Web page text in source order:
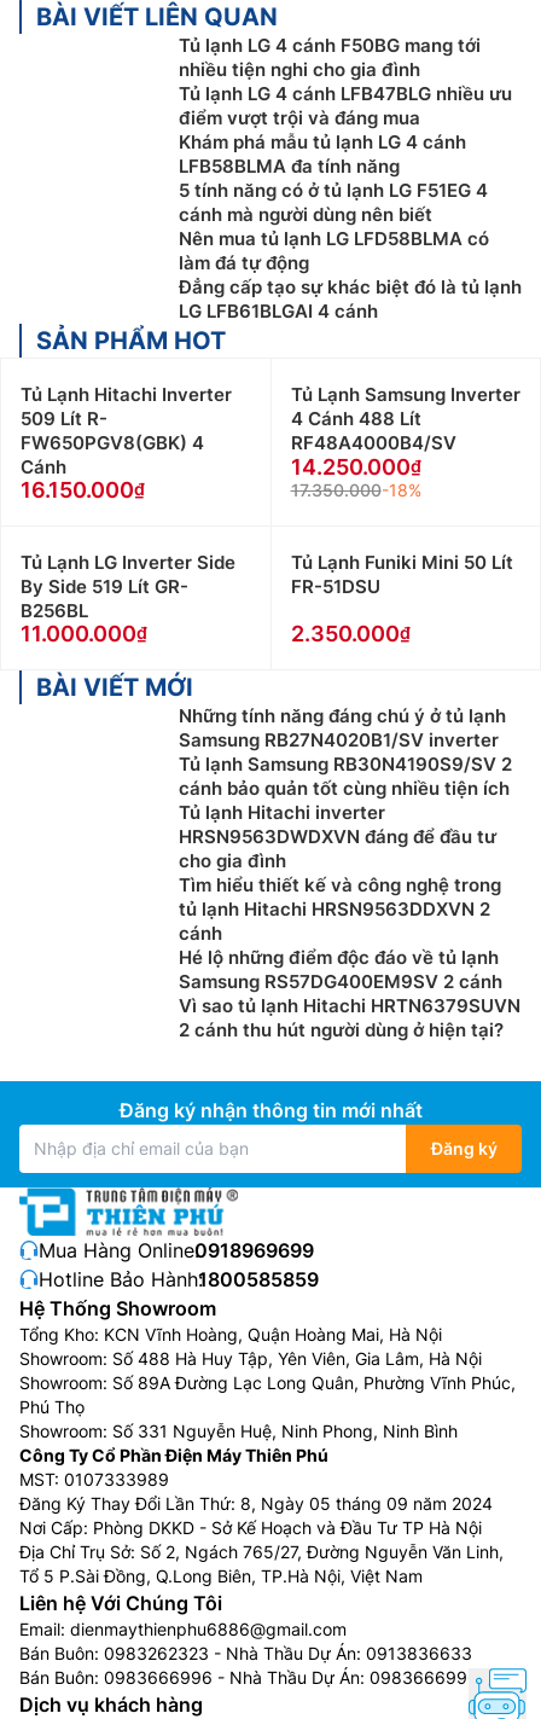
BÀI VIẾT LIÊN QUAN
Tủ lạnh LG 4 cánh F50BG mang tới
nhiều tiện nghi cho gia đình
Tủ lạnh LG 4 cánh LFB47BLG nhiều ưu
điểm vượt trội và đáng mua
Khám phá mẫu tủ lạnh LG 4 cánh
LFB58BLMA đa tính năng
5 tính năng có ở tủ lạnh LG F51EG 4
cánh mà người dùng nên biết
Nên mua tủ lạnh LG LFD58BLMA có
làm đá tự động
Đẳng cấp tạo sự khác biệt đó là tủ lạnh
LG LFB61BLGAI 4 cánh
SẢN PHẨM HOT
Tủ Lạnh Hitachi Inverter
509 Lít R-
FW650PGV8(GBK) 4
Cánh
16.150.000
Tủ Lạnh Samsung Inverter
4 Cánh 488 Lít
RF48A4000B4/SV
14.250.000
17.350.000-18%
Tủ Lạnh LG Inverter Side
By Side 519 Lít GR-
B256BL
11.000.000
Tủ Lạnh Funiki Mini 50 Lít
FR-51DSU
2.350.000
BÀI VIẾT MỚI
Những tính năng đáng chú ý ở tủ lạnh
Samsung RB27N4020B1/SV inverter
Tủ lạnh Samsung RB30N4190S9/SV 2
cánh bảo quản tốt cùng nhiều tiện ích
Tủ lạnh Hitachi inverter
HRSN9563DWDXVN đáng để đầu tư
cho gia đình
Tìm hiểu thiết kế và công nghệ trong
tủ lạnh Hitachi HRSN9563DDXVN 2
cánh
Hé lộ những điểm độc đáo về tủ lạnh
Samsung RS57DG400EM9SV 2 cánh
Vì sao tủ lạnh Hitachi HRTN6379SUVN
2 cánh thu hút người dùng ở hiện tại?
Đăng ký nhận thông tin mới nhất
Đăng ký
Mua Hàng Online:0918969699
Hotline Bảo Hành:1800585859
Hệ Thống Showroom
Tổng Kho: KCN Vĩnh Hoàng, Quận Hoàng Mai, Hà Nội
Showroom: Số 488 Hà Huy Tập, Yên Viên, Gia Lâm, Hà Nội
Showroom: Số 89A Đường Lạc Long Quân, Phường Vĩnh Phúc,
Phú Thọ
Showroom: Số 331 Nguyễn Huệ, Ninh Phong, Ninh Bình
Công Ty Cổ Phần Điện Máy Thiên Phú
MST: 0107333989
Đăng Ký Thay Đổi Lần Thứ: 8, Ngày 05 tháng 09 năm 2024
Nơi Cấp: Phòng DKKD - Sở Kế Hoạch và Đầu Tư TP Hà Nội
Địa Chỉ Trụ Sở: Số 2, Ngách 765/27, Đường Nguyễn Văn Linh,
Tổ 5 P.Sài Đồng, Q.Long Biên, TP.Hà Nội, Việt Nam
Liên hệ Với Chúng Tôi
Email: dienmaythienphu6886@gmail.com
Bán Buôn: 0983262323 - Nhà Thầu Dự Án: 0913836633
Bán Buôn: 0983666996 - Nhà Thầu Dự Án: 0983666996
Dịch vụ khách hàng